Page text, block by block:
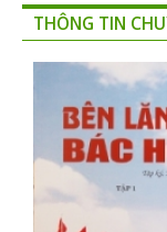
THÔNG TIN